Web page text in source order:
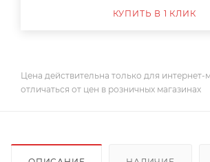
КУПИТЬ В 1 КЛИК
Цена действительна только для интернет-
отличаться от цен в розничных магазинах